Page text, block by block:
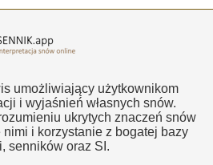
umożliwiający użytkownikom
i wyjaśnień własnych snów.
ukrytych znaczeń snów
i korzystanie z bogatej bazy
senników oraz SI.